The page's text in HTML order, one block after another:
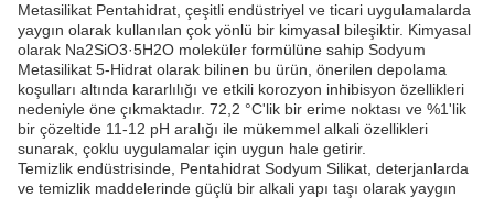
Metasilikat Pentahidrat, çeşitli endüstriyel ve ticari uygulamalarda
yaygın olarak kullanılan çok yönlü bir kimyasal bileşiktir. Kimyasal
olarak Na2SiO3·5H2O moleküler formülüne sahip Sodyum
Metasilikat 5-Hidrat olarak bilinen bu ürün, önerilen depolama
koşulları altında kararlılığı ve etkili korozyon inhibisyon özellikleri
nedeniyle öne çıkmaktadır. 72,2 °C'lik bir erime noktası ve %1'lik
bir çözeltide 11-12 pH aralığı ile mükemmel alkali özellikleri
sunarak, çoklu uygulamalar için uygun hale getirir.
Temizlik endüstrisinde, Pentahidrat Sodyum Silikat, deterjanlarda
ve temizlik maddelerinde güçlü bir alkali yapı taşı olarak yaygın